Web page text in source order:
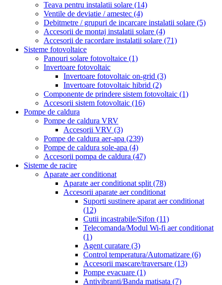
Teava pentru instalatii solare (14)
Ventile de deviatie / amestec (4)
Debitmetre / grupuri de incarcare instalatii solare (5)
Accesorii de montaj instalatii solare (4)
Accesorii de racordare instalatii solare (71)
Sisteme fotovoltaice
Panouri solare fotovoltaice (1)
Invertoare fotovoltaic
Invertoare fotovoltaic on-grid (3)
Invertoare fotovoltaic hibrid (2)
Componente de prindere sistem fotovoltaic (1)
Accesorii sistem fotovoltaic (16)
Pompe de caldura
Pompe de caldura VRV
Accesorii VRV (3)
Pompe de caldura aer-apa (239)
Pompe de caldura sole-apa (4)
Accesorii pompa de caldura (47)
Sisteme de racire
Aparate aer conditionat
Aparate aer conditionat split (78)
Accesorii aparate aer conditionat
Suporti sustinere aparat aer conditionat
(12)
Cutii incastrabile/Sifon (11)
Telecomanda/Modul Wi-fi aer conditionat
(1)
Agent curatare (3)
Control temperatura/Automatizare (6)
Accesorii mascare/traversare (13)
Pompe evacuare (1)
Antivibranti/Banda matisata (7)